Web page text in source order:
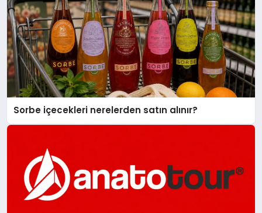
Sorbe içecekleri nerelerden satın alınır?